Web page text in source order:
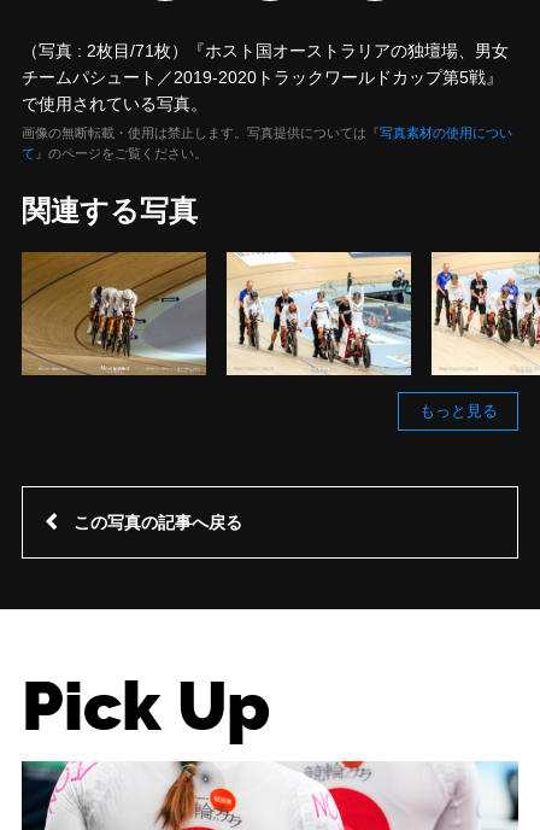
（写真 : 2枚目/71枚）『ホスト国オーストラリアの独壇場、男女
チームパシュート／2019-2020トラックワールドカップ第5戦』
で使用されている写真。
画像の無断転載・使用は禁止します。写真提供については『写真素材の使用につい
て 』のページをご覧ください。
関連する写真
もっと見る
この写真の記事へ戻る
Pick Up